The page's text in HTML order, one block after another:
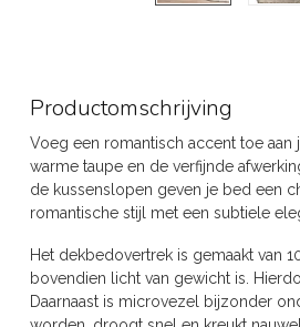
Productomschrijving
Voeg een romantisch accent toe
warme taupe en de verfijnde
de kussenslopen geven je bed een
romantische stijl met een subtiele
Het dekbedovertrek is gemaakt van
bovendien licht van gewicht is.
Daarnaast is microvezel bijzonder